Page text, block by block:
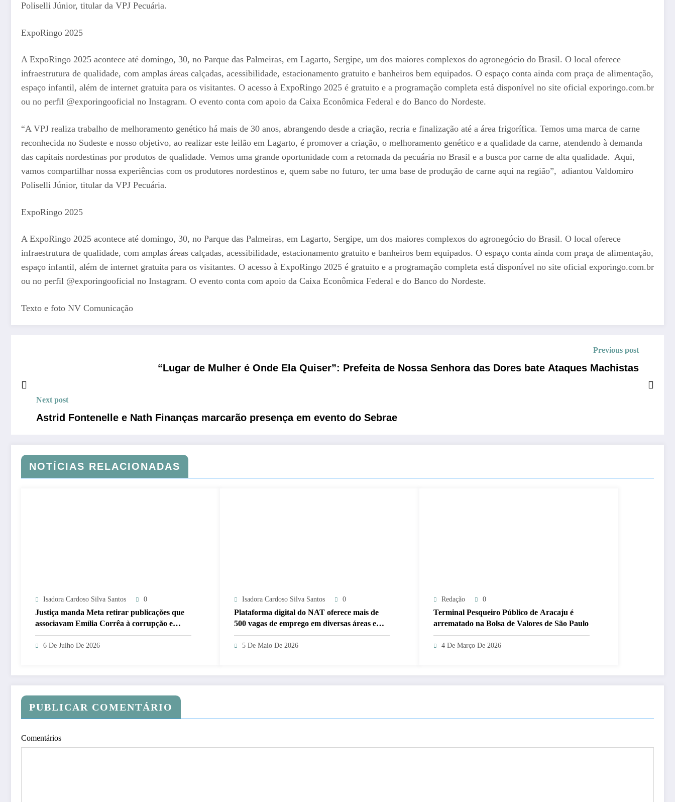
Poliselli Júnior, titular da VPJ Pecuária.
ExpoRingo 2025
A ExpoRingo 2025 acontece até domingo, 30, no Parque das Palmeiras, em Lagarto, Sergipe, um dos maiores complexos do agronegócio do Brasil. O local oferece
infraestrutura de qualidade, com amplas áreas calçadas, acessibilidade, estacionamento gratuito e banheiros bem equipados. O espaço conta ainda com praça de alimentação,
espaço infantil, além de internet gratuita para os visitantes. O acesso à ExpoRingo 2025 é gratuito e a programação completa está disponível no site oficial exporingo.com.br
ou no perfil @exporingooficial no Instagram. O evento conta com apoio da Caixa Econômica Federal e do Banco do Nordeste.
“A VPJ realiza trabalho de melhoramento genético há mais de 30 anos, abrangendo desde a criação, recria e finalização até a área frigorífica. Temos uma marca de carne
reconhecida no Sudeste e nosso objetivo, ao realizar este leilão em Lagarto, é promover a criação, o melhoramento genético e a qualidade da carne, atendendo à demanda
das capitais nordestinas por produtos de qualidade. Vemos uma grande oportunidade com a retomada da pecuária no Brasil e a busca por carne de alta qualidade. Aqui,
vamos compartilhar nossa experiências com os produtores nordestinos e, quem sabe no futuro, ter uma base de produção de carne aqui na região”, adiantou Valdomiro
Poliselli Júnior, titular da VPJ Pecuária.
ExpoRingo 2025
A ExpoRingo 2025 acontece até domingo, 30, no Parque das Palmeiras, em Lagarto, Sergipe, um dos maiores complexos do agronegócio do Brasil. O local oferece
infraestrutura de qualidade, com amplas áreas calçadas, acessibilidade, estacionamento gratuito e banheiros bem equipados. O espaço conta ainda com praça de alimentação,
espaço infantil, além de internet gratuita para os visitantes. O acesso à ExpoRingo 2025 é gratuito e a programação completa está disponível no site oficial exporingo.com.br
ou no perfil @exporingooficial no Instagram. O evento conta com apoio da Caixa Econômica Federal e do Banco do Nordeste.
Texto e foto NV Comunicação
Previous post
“Lugar de Mulher é Onde Ela Quiser”: Prefeita de Nossa Senhora das Dores bate Ataques Machistas
Next post
Astrid Fontenelle e Nath Finanças marcarão presença em evento do Sebrae
NOTÍCIAS RELACIONADAS
Isadora Cardoso Silva Santos 0
Justiça manda Meta retirar publicações que
associavam Emília Corrêa à corrupção e
identificar responsáveis
6 De Julho De 2026
Isadora Cardoso Silva Santos 0
Plataforma digital do NAT oferece mais de
500 vagas de emprego em diversas áreas em
Sergipe
5 De Maio De 2026
Redação 0
Terminal Pesqueiro Público de Aracaju é
arrematado na Bolsa de Valores de São Paulo
4 De Março De 2026
PUBLICAR COMENTÁRIO
Comentários